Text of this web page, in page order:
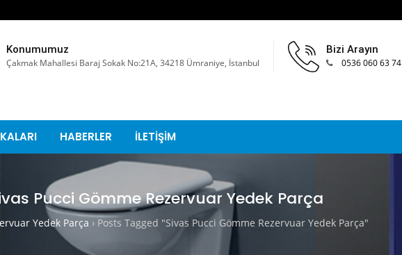
Konumumuz
Çakmak Mahallesi Baraj Sokak No:21A, 34218 Ümraniye, İstanbul
Bizi Arayın
0536 060 63 74
HABERLER İLETİŞİM
Pucci Gömme Rezervuar Yedek Parça
Yedek Parça › Posts Tagged "Sivas Pucci Gömme Rezervuar Yedek Parça"